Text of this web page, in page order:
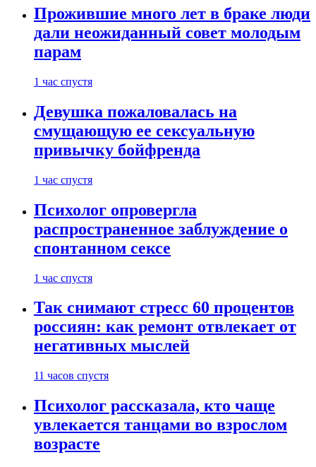
Прожившие много лет в браке люди
дали неожиданный совет молодым
парам
1 час спустя
Девушка пожаловалась на
смущающую ее сексуальную
привычку бойфренда
1 час спустя
Психолог опровергла
распространенное заблуждение о
спонтанном сексе
1 час спустя
Так снимают стресс 60 процентов
россиян: как ремонт отвлекает от
негативных мыслей
11 часов спустя
Психолог рассказала, кто чаще
увлекается танцами во взрослом
возрасте